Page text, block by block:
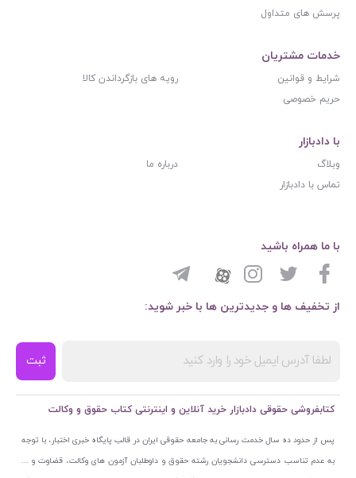
پرسش های متداول
خدمات مشتریان
شرایط و قوانین
رویه های بازگرداندن کالا
حریم خصوصی
با دادبازار
وبلاگ
درباره ما
تماس با دادبازار
از تخفیف ها و جدیدترین ها با خبر شوید:
ثبت
با ما همراه باشید
کتابفروشی حقوقی دادبازار خرید آنلاین و اینترنتی کتاب حقوق و وکالت
پس از حدود ده سال خدمت رسانی به جامعه حقوقی ایران در قالب پایگاه خبری اختبار، با توجه
به عدم تناسب دسترسی دانشجویان رشته حقوق و داوطلبان آزمون های وکالت، قضاوت و ...